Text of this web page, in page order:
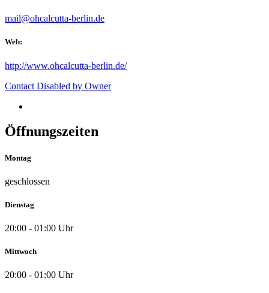
mail@ohcalcutta-berlin.de
Web:
http://www.ohcalcutta-berlin.de/
Contact Disabled by Owner
Öffnungszeiten
Montag
geschlossen
Dienstag
20:00 - 01:00 Uhr
Mittwoch
20:00 - 01:00 Uhr